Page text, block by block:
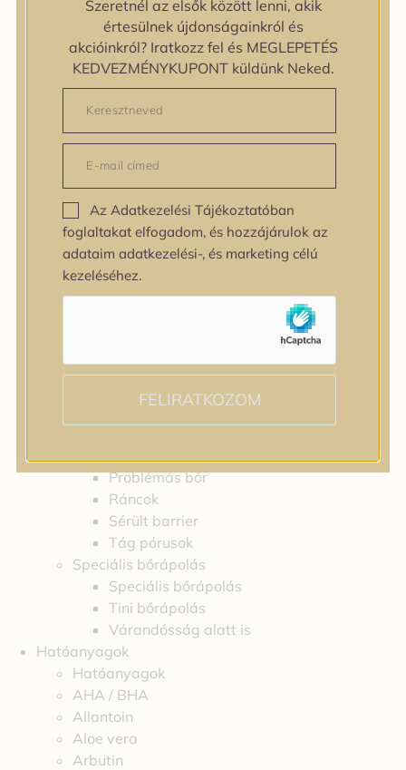
zipiderm
Bőrállapot
Bőrállapot
Bőrtípus
Bőrtípus
Kombinált
Száraz
Zsíros
Bőrprobléma
Bőrprobléma
Bőrpír
Dehidratált bőr
Érzékeny bőr
Fakóság
Problémás bőr
Ráncok
Sérült barrier
Tág pórusok
Speciális bőrápolás
Speciális bőrápolás
Tini bőrápolás
Várandósság alatt is
Hatóanyagok
Hatóanyagok
AHA / BHA
Allantoin
Aloe vera
Arbutin
Szeretnél az elsők között lenni, akik
értesülnek újdonságainkról és
akcióinkról? Iratkozz fel és MEGLEPETÉS
KEDVEZMÉNYKUPONT küldünk Neked.
Az Adatkezelési Tájékoztatóban
foglaltakat elfogadom, és hozzájárulok az
adataim adatkezelési-, és marketing célú
kezeléséhez.
FELIRATKOZOM